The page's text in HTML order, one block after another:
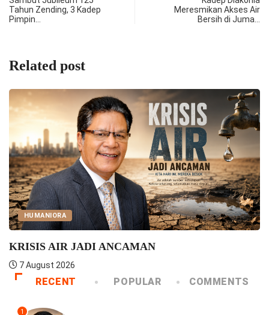
Tahun Zending, 3 Kadep
Pimpin…
Meresmikan Akses Air
Bersih di Juma…
Related post
Rapat MPSD HKBP Distrik VIII...
WARTA
RECENT POPULAR COMMENTS
1